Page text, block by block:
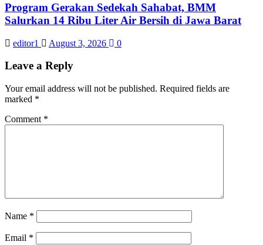
Program Gerakan Sedekah Sahabat, BMM
Salurkan 14 Ribu Liter Air Bersih di Jawa Barat
editor1 August 3, 2026 0
Leave a Reply
Your email address will not be published. Required fields are
marked *
Comment *
Name *
Email *